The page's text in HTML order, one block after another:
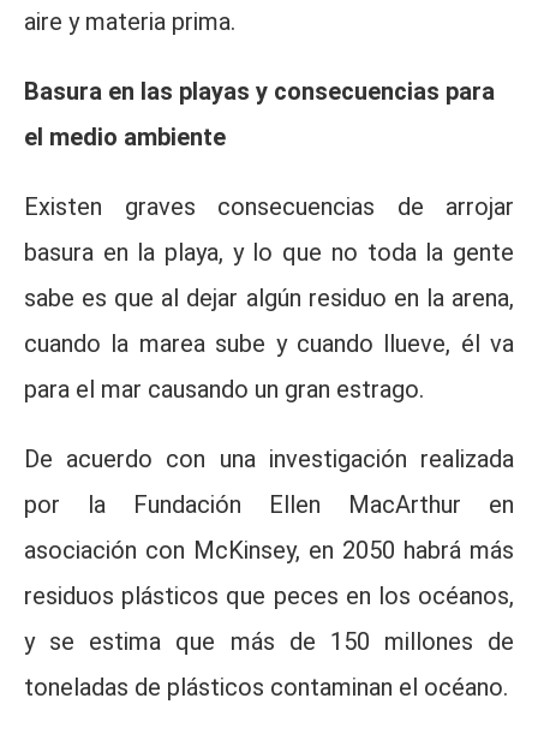
aire y materia prima.
Basura en las playas y consecuencias para
el medio ambiente
Existen graves consecuencias de arrojar
basura en la playa, y lo que no toda la gente
sabe es que al dejar algún residuo en la arena,
cuando la marea sube y cuando llueve, él va
para el mar causando un gran estrago.
De acuerdo con una investigación realizada
por la Fundación Ellen MacArthur en
asociación con McKinsey, en 2050 habrá más
residuos plásticos que peces en los océanos,
y se estima que más de 150 millones de
toneladas de plásticos contaminan el océano.